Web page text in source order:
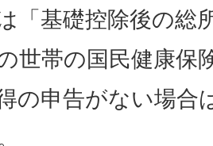
「基礎控除後の総
世帯の国民健康保
の申告がない場合